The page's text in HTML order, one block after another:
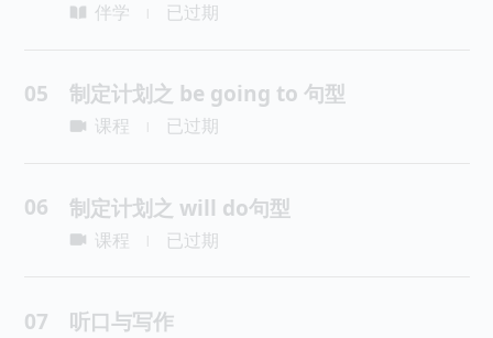
伴学 已过期
05 制定计划之 be going to 句型
课程 已过期
06 制定计划之 will do句型
课程 已过期
07 听口与写作